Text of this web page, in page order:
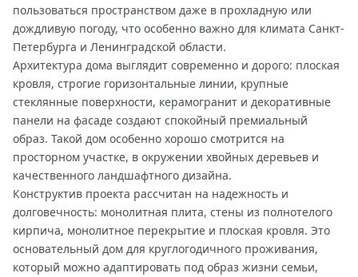
пользоваться пространством даже в прохладную или
дождливую погоду, что особенно важно для климата Санкт-
Петербурга и Ленинградской области.
Архитектура дома выглядит современно и дорого: плоская
кровля, строгие горизонтальные линии, крупные
стеклянные поверхности, керамогранит и декоративные
панели на фасаде создают спокойный премиальный
образ. Такой дом особенно хорошо смотрится на
просторном участке, в окружении хвойных деревьев и
качественного ландшафтного дизайна.
Конструктив проекта рассчитан на надежность и
долговечность: монолитная плита, стены из полнотелого
кирпича, монолитное перекрытие и плоская кровля. Это
основательный дом для круглогодичного проживания,
который можно адаптировать под образ жизни семьи,